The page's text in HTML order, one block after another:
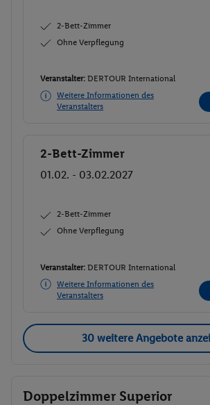
2-Bett-Zimmer
Ohne Verpflegung
Veranstalter: DERTOUR International
Weitere Informationen des
Veranstalters
Buchen
2-Bett-Zimmer
01.02. - 03.02.2027
2-Bett-Zimmer
Ohne Verpflegung
Veranstalter: DERTOUR International
Weitere Informationen des
Veranstalters
30 weitere Angebote
Doppelzimmer Superior